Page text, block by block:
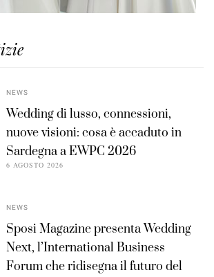
NEWS
Wedding di lusso, connessioni,
nuove visioni: cosa è accaduto in
Sardegna a EWPC 2026
6 AGOSTO 2026
NEWS
Sposi Magazine presenta Wedding
Next, l’International Business
Forum che ridisegna il futuro del